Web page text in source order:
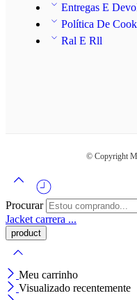
Entregas E
Política De
Ral E Rll
© Copyright
Procurar
Jacket carrera ...
Meu carrinho
Visualizado recentemente